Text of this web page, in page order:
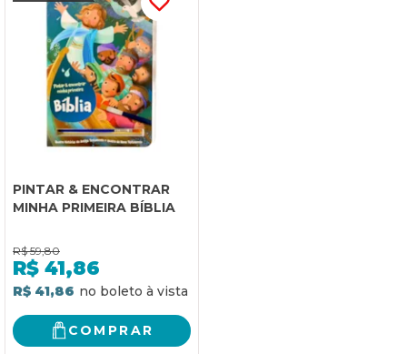
PINTAR & ENCONTRAR
MINHA PRIMEIRA BÍBLIA
R$ 59,80
R$ 41,86
R$ 41,86
COMPRAR